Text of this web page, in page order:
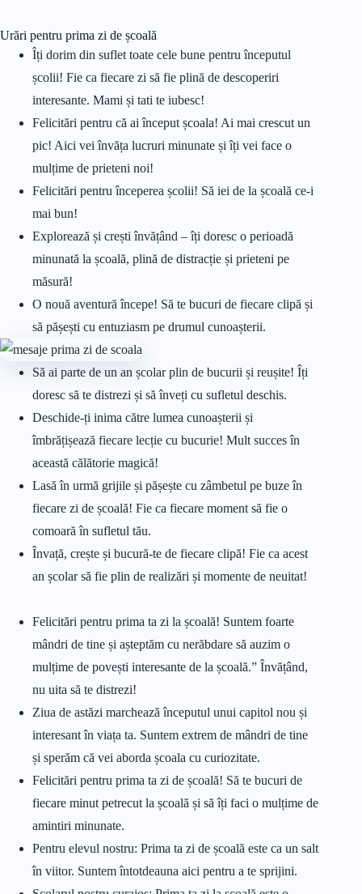
Urări pentru prima zi de școală
Îți dorim din suflet toate cele bune pentru începutul
școlii! Fie ca fiecare zi să fie plină de descoperiri
interesante. Mami și tati te iubesc!
Felicitări pentru că ai început școala! Ai mai crescut un
pic! Aici vei învăța lucruri minunate și îți vei face o
mulțime de prieteni noi!
Felicitări pentru începerea școlii! Să iei de la școală ce-i
mai bun!
Explorează și crești învățând – îți doresc o perioadă
minunată la școală, plină de distracție și prieteni pe
măsură!
O nouă aventură începe! Să te bucuri de fiecare clipă și
să pășești cu entuziasm pe drumul cunoașterii.
Să ai parte de un an școlar plin de bucurii și reușite! Îți
doresc să te distrezi și să înveți cu sufletul deschis.
Deschide-ți inima către lumea cunoașterii și
îmbrățișează fiecare lecție cu bucurie! Mult succes în
această călătorie magică!
Lasă în urmă grijile și pășește cu zâmbetul pe buze în
fiecare zi de școală! Fie ca fiecare moment să fie o
comoară în sufletul tău.
Învață, crește și bucură-te de fiecare clipă! Fie ca acest
an școlar să fie plin de realizări și momente de neuitat!
Felicitări pentru prima ta zi la școală! Suntem foarte
mândri de tine și așteptăm cu nerăbdare să auzim o
mulțime de povești interesante de la școală.” Învățând,
nu uita să te distrezi!
Ziua de astăzi marchează începutul unui capitol nou și
interesant în viața ta. Suntem extrem de mândri de tine
și sperăm că vei aborda școala cu curiozitate.
Felicitări pentru prima ta zi de școală! Să te bucuri de
fiecare minut petrecut la școală și să îți faci o mulțime de
amintiri minunate.
Pentru elevul nostru: Prima ta zi de școală este ca un salt
în viitor. Suntem întotdeauna aici pentru a te sprijini.